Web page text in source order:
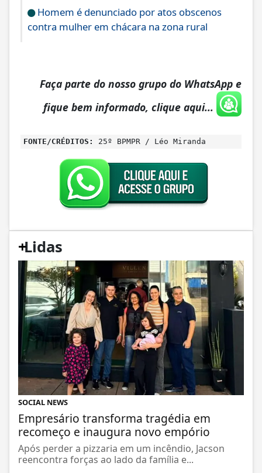
Homem é denunciado por atos obscenos
contra mulher em chácara na zona rural
Faça parte do nosso grupo do WhatsApp e
fique bem informado, clique aqui...
FONTE/CRÉDITOS: 25º BPMPR / Léo Miranda
+
Lidas
SOCIAL NEWS
Empresário transforma tragédia em
recomeço e inaugura novo empório
Após perder a pizzaria em um incêndio, Jacson
reencontra forças ao lado da família e...